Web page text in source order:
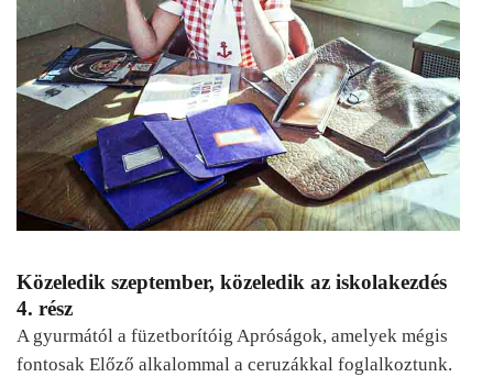
Közeledik szeptember, közeledik az iskolakezdés
4. rész
A gyurmától a füzetborítóig Apróságok, amelyek mégis
fontosak Előző alkalommal a ceruzákkal foglalkoztunk.